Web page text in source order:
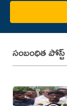
సంబంధిత పోస్ట్